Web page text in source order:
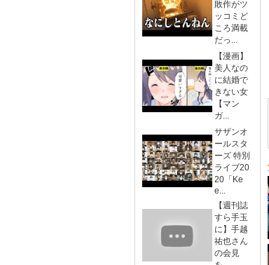
敗作がツ
ッコミど
ころ満載
だっ...
【漫画】
美人なの
に結婚で
きない女
【マン
ガ...
サザンオ
ールスタ
ーズ 特別
ライブ20
20「Ke
e...
【週刊誌
すら手玉
に】手越
祐也さん
の会見